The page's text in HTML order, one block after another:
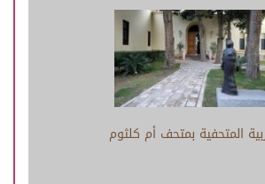
المتحفية بمتحف أم كلثوم